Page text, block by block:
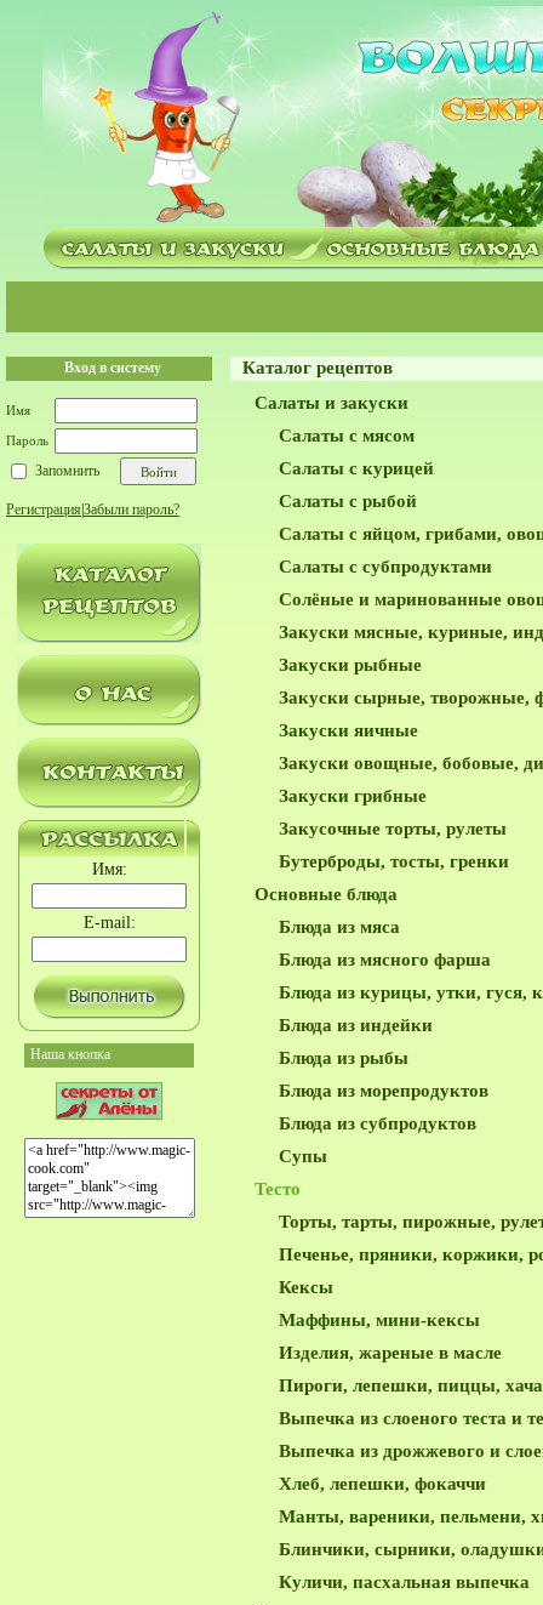
Вход в систему
Имя
Пароль
Запомнить
Регистрация Забыли пароль?
Имя:
E-mail:
Наша кнопка
Каталог рецептов
Салаты и закуски
Салаты с мясом
Салаты с курицей
Салаты с рыбой
Салаты с яйцом, грибами,
Салаты с субпродуктами
Солёные и маринованные
Закуски мясные, куриные,
Закуски рыбные
Закуски сырные, творожные,
Закуски яичные
Закуски овощные, бобовые,
Закуски грибные
Закусочные торты, рулеты
Бутерброды, тосты, гренки
Основные блюда
Блюда из мяса
Блюда из мясного фарша
Блюда из курицы, утки, гуся,
Блюда из индейки
Блюда из рыбы
Блюда из морепродуктов
Блюда из субпродуктов
Супы
Тесто
Торты, тарты, пирожные,
Печенье, пряники, коржики,
Кексы
Маффины, мини-кексы
Изделия, жареные в масле
Пироги, лепешки, пиццы,
Выпечка из слоеного теста и
Выпечка из дрожжевого и
Хлеб, лепешки, фокаччи
Мaнты, вареники, пельмени,
Блинчики, сырники,
Куличи, пасхальная выпечка